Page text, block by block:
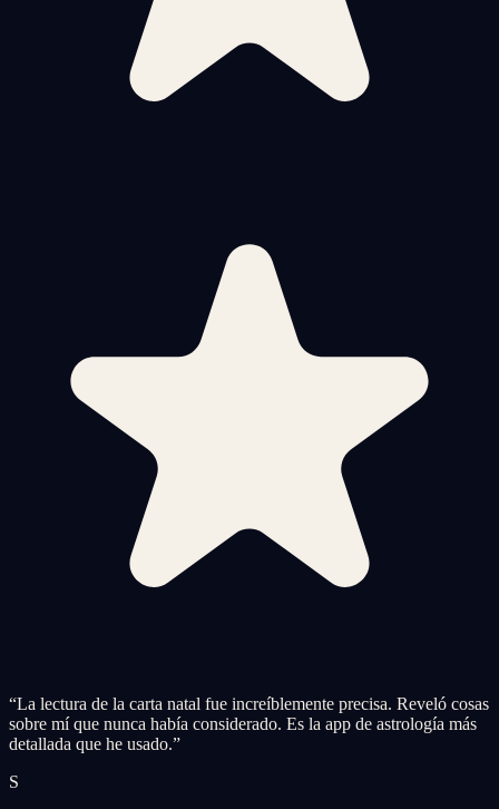
“La lectura de la carta natal fue increíblemente precisa. Reveló cosas
sobre mí que nunca había considerado. Es la app de astrología más
detallada que he usado.”
S